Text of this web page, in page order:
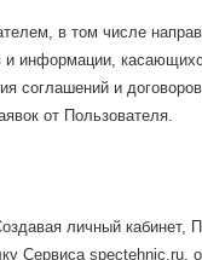
в том числе
и информации,
соглашений и
от Пользователя.
личный кабинет,
Сервиса spectehnic.ru,